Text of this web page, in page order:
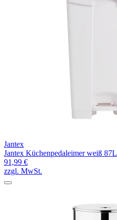
Jantex
Jantex Küchenpedaleimer weiß 87L
91,99 €
zzgl. MwSt.